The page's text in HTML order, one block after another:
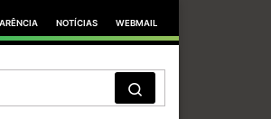
NOTÍCIAS WEBMAIL